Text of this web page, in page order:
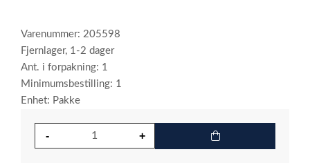
Varenummer: 205598
Fjernlager, 1-2 dager
Ant. i forpakning: 1
Minimumsbestilling: 1
Enhet: Pakke